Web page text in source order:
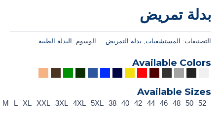
بدلة تمريض
التصنيفات:المستشفيات,بدلة التمريض الوسوم:البدلة الطبية
Available Colors
Available Sizes
S M L XL XXL 3XL 4XL 5XL 38 40 42 44 46 48 50 52